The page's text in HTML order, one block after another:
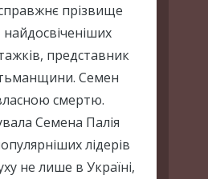
прізвище
найдосвіченіших
представник
Семен
смертю.
Семена Палія
лідерів
не лише в Україні,